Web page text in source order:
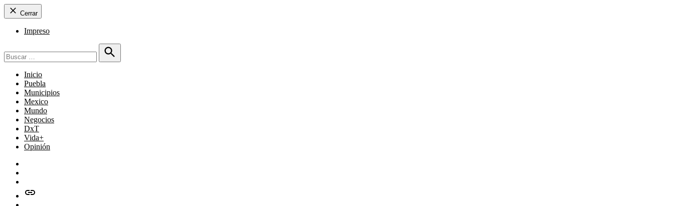
Cerrar
Impreso
Buscar
Inicio
Puebla
Municipios
Mexico
Mundo
Negocios
DxT
Vida+
Opinión
issuu